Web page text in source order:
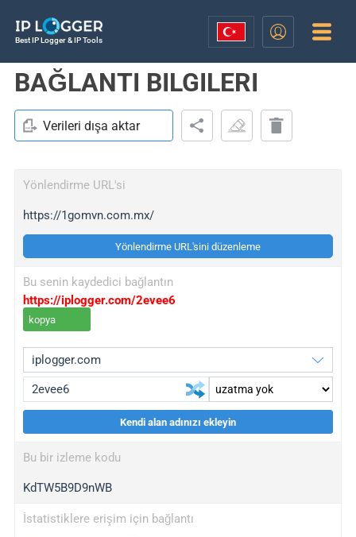
Best IP Logger & IP Tools
BAĞLANTI BILGILERI
Verileri dışa aktar
Yönlendirme URL'si
https://1gomvn.com.mx/
Yönlendirme URL'sini düzenleme
Bu senin kaydedici bağlantın
https://iplogger.com/2evee6
kopya
wl.gl
ed.tc
bc.ax
Kendi alan adınızı ekleyin
Bu bir izleme kodu
KdTW5B9D9nWB
İstatistiklere erişim için bağlantı